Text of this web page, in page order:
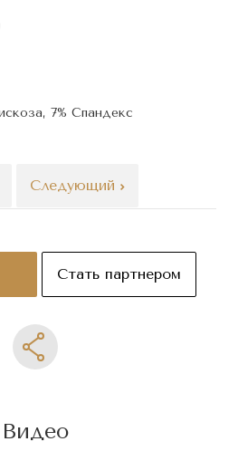
7% Спандекс
Следующий
Стать партнером
Видео